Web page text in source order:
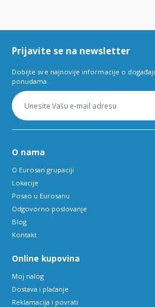
6
Prijavite se na newsletter
Dobijte sve najnovije informacije o
ponudama.
O nama
O Eurosan grupaciji
Lokacije
Posao u Eurosanu
Odgovorno poslovanje
Blog
Kontakt
Online kupovina
Moj nalog
Dostava i plaćanje
Reklamacija i povrati